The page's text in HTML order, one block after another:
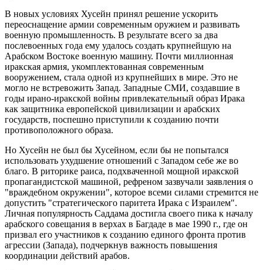
В новых условиях Хусейн принял решение ускорить
переоснащение армии современным оружием и развивать
военную промышленность. В результате всего за два
послевоенных года ему удалось создать крупнейшую на
Арабском Востоке военную машину. Почти миллионная
иракская армия, укомплектованная современным
вооружением, стала одной из крупнейших в мире. Это не
могло не встревожить Запад. Западные СМИ, создавшие в
годы ирано-иракской войны привлекательный образ Ирака
как защитника европейской цивилизации и арабских
государств, поспешно приступили к созданию почти
противоположного образа.
Но Хусейн не был бы Хусейном, если бы не попытался
использовать ухудшение отношений с Западом себе же во
благо. В риторике раиса, подхваченной мощной иракской
пропагандистской машиной, рефреном зазвучали заявления о
"враждебном окружении", которое всеми силами стремится не
допустить "стратегического паритета Ирака с Израилем".
Личная популярность Саддама достигла своего пика к началу
арабского совещания в верхах в Багдаде в мае 1990 г., где он
призвал его участников к созданию единого фронта против
агрессии (Запада), подчеркнув важность повышения
координации действий арабов.